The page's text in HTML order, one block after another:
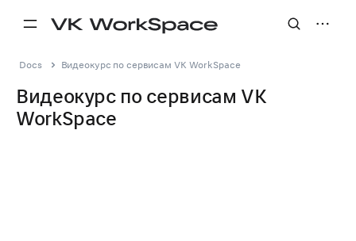
Docs Видеокурс по сервисам VK WorkSpace
Видеокурс по сервисам VK
WorkSpace